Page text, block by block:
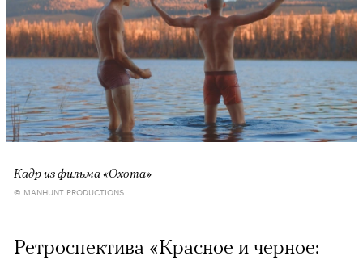
Кадр из фильма «Охота»
© MANHUNT PRODUCTIONS
Ретроспектива «Красное и черное: